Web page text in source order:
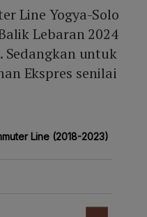
Line Yogya-Solo
Lebaran 2024
Sedangkan untuk
Ekspres senilai